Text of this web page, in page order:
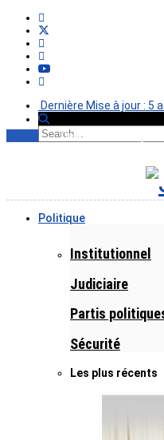
Dernière Mise à jour : 5
Dernière Mise à jour
Politique
Institutionnel
Judiciaire
Partis
Sécurité
Les plus récents